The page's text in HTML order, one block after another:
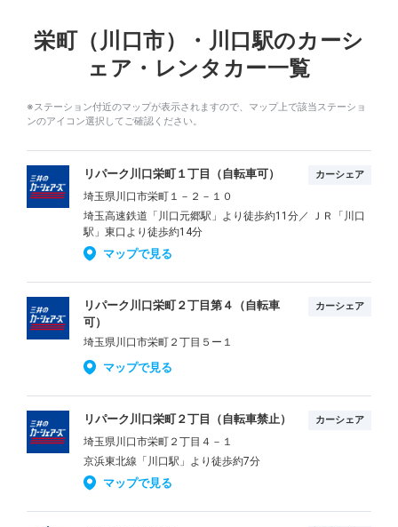
栄町（川口市）・川口駅のカーシ
ェア・レンタカー一覧
※ステーション付近のマップが表示されますので、マップ上で該当ステーショ
ンのアイコン選択してご確認ください。
リパーク川口栄町１丁目（自転車可） カーシェア
埼玉県川口市栄町１－２－１０
埼玉高速鉄道「川口元郷駅」より徒歩約11分／ ＪＲ「川口
駅」東口より徒歩約14分
マップで見る
リパーク川口栄町２丁目第４（自転車
可）
カーシェア
埼玉県川口市栄町２丁目５ー１
マップで見る
リパーク川口栄町２丁目（自転車禁止） カーシェア
埼玉県川口市栄町２丁目４－１
京浜東北線「川口駅」より徒歩約7分
マップで見る
特集
アプリの使い方